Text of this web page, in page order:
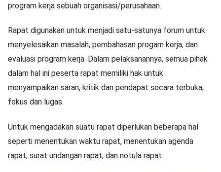
program kerja sebuah organisasi/perusahaan.
Rapat digunakan untuk menjadi satu-satunya forum untuk
menyelesaikan masalah, pembahasan progam kerja, dan
evaluasi program kerja. Dalam pelaksanannya, semua pihak
dalam hal ini peserta rapat memiliki hak untuk
menyampaikan saran, kritik dan pendapat secara terbuka,
fokus dan lugas.
Untuk mengadakan suatu rapat diperlukan beberapa hal
seperti menentukan waktu rapat, menentukan agenda
rapat, surat undangan rapat, dan notula rapat.